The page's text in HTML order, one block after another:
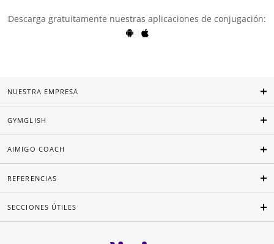
Descarga gratuitamente nuestras aplicaciones de conjugación:
NUESTRA EMPRESA
GYMGLISH
AIMIGO COACH
REFERENCIAS
SECCIONES ÚTILES